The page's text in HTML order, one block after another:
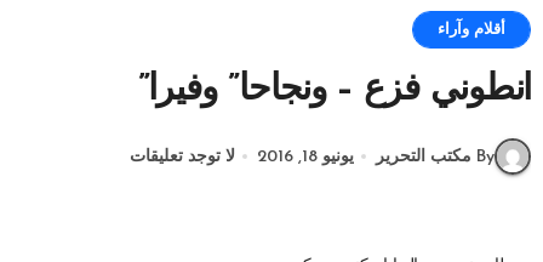
أقلام وآراء
انطوني فزع – ونجاحا” وفيرا”
By مكتب التحرير يونيو 18, 2016 لا توجد تعليقات